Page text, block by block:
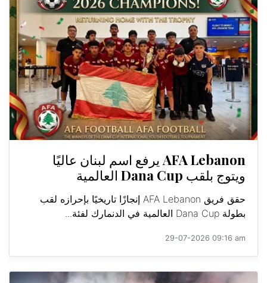
AFA Lebanon يرفع اسم لبنان عاليًا
ويتوج بلقب Dana Cup العالمية
حقق فريق AFA Lebanon إنجازًا تاريخيًا بإحرازه لقب
بطولة Dana Cup العالمية في الدنمارك لفئة...
29-07-2026 09:16 am